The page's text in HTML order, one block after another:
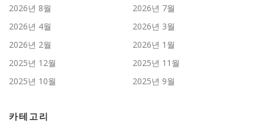
2026년 8월
2026년 7월
2026년 4월
2026년 3월
2026년 2월
2026년 1월
2025년 12월
2025년 11월
2025년 10월
2025년 9월
카테고리